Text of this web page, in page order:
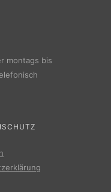
montags bis